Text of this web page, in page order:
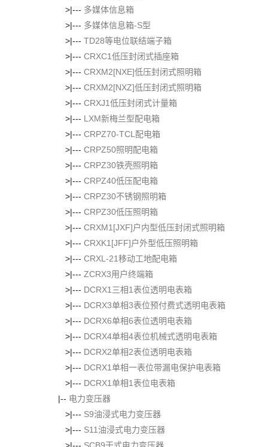
>|--- 多媒体信息箱
>|--- 多媒体信息箱-S型
>|--- TD28等电位联结端子箱
>|--- CRXC1低压封闭式插座箱
>|--- CRXM2[NXE]低压封闭式照明箱
>|--- CRXM2[NXZ]低压封闭式照明箱
>|--- CRXJ1低压封闭式计量箱
>|--- LXM新梅兰型配电箱
>|--- CRPZ70-TCL配电箱
>|--- CRPZ50照明配电箱
>|--- CRPZ30铁壳照明箱
>|--- CRPZ40低压配电箱
>|--- CRPZ30不锈钢照明箱
>|--- CRPZ30低压照明箱
>|--- CRXM1[JXF]户内型低压封闭式照明箱
>|--- CRXK1[JFF]户外型低压照明箱
>|--- CRXL-21移动工地配电箱
>|--- ZCRX3用户终端箱
>|--- DCRX1三相1表位透明电表箱
>|--- DCRX3单相3表位预付费式透明电表箱
>|--- DCRX6单相6表位透明电表箱
>|--- DCRX4单相4表位机械式透明电表箱
>|--- DCRX2单相2表位透明电表箱
>|--- DCRX1单相一表位带漏电保护电表箱
>|--- DCRX1单相1表位电表箱
|-- 电力变压器
>|--- S9油浸式电力变压器
>|--- S11油浸式电力变压器